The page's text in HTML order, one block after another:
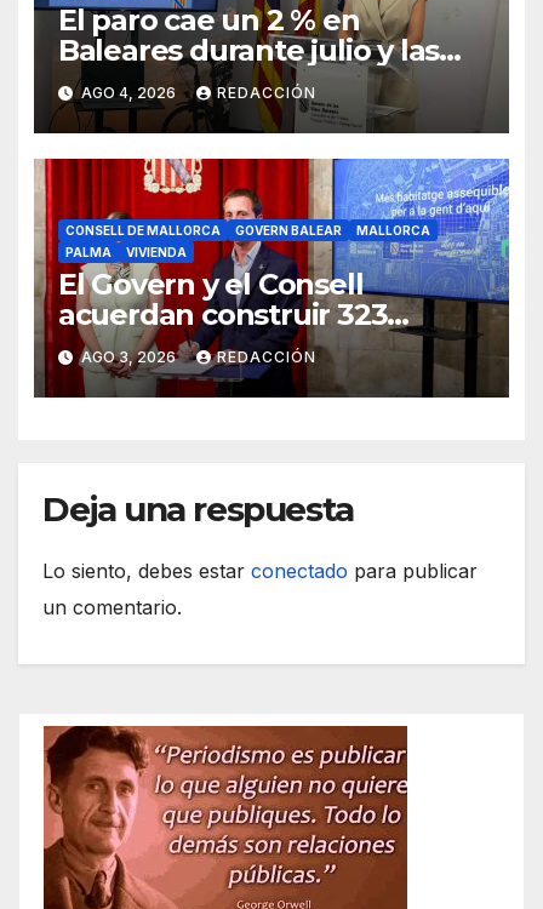
El paro cae un 2 % en
Baleares durante julio y las
islas lideran la contratación
indefinida
AGO 4, 2026 REDACCIÓN
CONSELL DE MALLORCA GOVERN BALEAR
MALLORCA
PALMA
VIVIENDA
El Govern y el Consell
acuerdan construir 323
viviendas públicas en Palma
AGO 3, 2026 REDACCIÓN
Deja una respuesta
Lo siento, debes estar conectado para publicar
un comentario.